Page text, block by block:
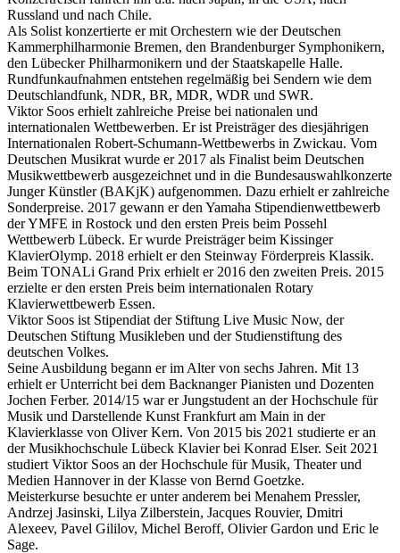
Russland und nach Chile.
Als Solist konzertierte er mit Orchestern wie der Deutschen
Kammerphilharmonie Bremen, den Brandenburger Symphonikern,
den Lübecker Philharmonikern und der Staatskapelle Halle.
Rundfunkaufnahmen entstehen regelmäßig bei Sendern wie dem
Deutschlandfunk, NDR, BR, MDR, WDR und SWR.
Viktor Soos erhielt zahlreiche Preise bei nationalen und
internationalen Wettbewerben. Er ist Preisträger des diesjährigen
Internationalen Robert-Schumann-Wettbewerbs in Zwickau. Vom
Deutschen Musikrat wurde er 2017 als Finalist beim Deutschen
Musikwettbewerb ausgezeichnet und in die Bundesauswahlkonzerte
Junger Künstler (BAKjK) aufgenommen. Dazu erhielt er zahlreiche
Sonderpreise. 2017 gewann er den Yamaha Stipendienwettbewerb
der YMFE in Rostock und den ersten Preis beim Possehl
Wettbewerb Lübeck. Er wurde Preisträger beim Kissinger
KlavierOlymp. 2018 erhielt er den Steinway Förderpreis Klassik.
Beim TONALi Grand Prix erhielt er 2016 den zweiten Preis. 2015
erzielte er den ersten Preis beim internationalen Rotary
Klavierwettbewerb Essen.
Viktor Soos ist Stipendiat der Stiftung Live Music Now, der
Deutschen Stiftung Musikleben und der Studienstiftung des
deutschen Volkes.
Seine Ausbildung begann er im Alter von sechs Jahren. Mit 13
erhielt er Unterricht bei dem Backnanger Pianisten und Dozenten
Jochen Ferber. 2014/15 war er Jungstudent an der Hochschule für
Musik und Darstellende Kunst Frankfurt am Main in der
Klavierklasse von Oliver Kern. Von 2015 bis 2021 studierte er an
der Musikhochschule Lübeck Klavier bei Konrad Elser. Seit 2021
studiert Viktor Soos an der Hochschule für Musik, Theater und
Medien Hannover in der Klasse von Bernd Goetzke.
Meisterkurse besuchte er unter anderem bei Menahem Pressler,
Andrzej Jasinski, Lilya Zilberstein, Jacques Rouvier, Dmitri
Alexeev, Pavel Gililov, Michel Beroff, Olivier Gardon und Eric le
Sage.